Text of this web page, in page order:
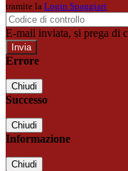
tramite la Login Spaggiari
E-mail inviata, si prega di
Errore
Chiudi
Successo
Chiudi
Informazione
Chiudi